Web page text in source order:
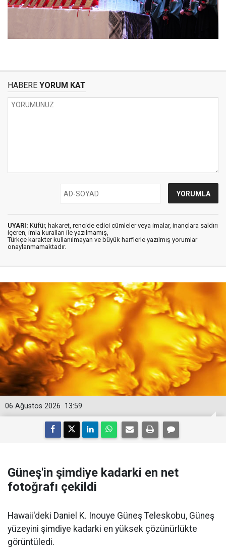
HABERE YORUM KAT
UYARI: Küfür, hakaret, rencide edici cümleler veya imalar, inançlara saldırı
içeren, imla kuralları ile yazılmamış,
Türkçe karakter kullanılmayan ve büyük harflerle yazılmış yorumlar
onaylanmamaktadır.
13:59
06 Ağustos 2026
Güneş'in şimdiye kadarki en net
fotoğrafı çekildi
Hawaii'deki Daniel K. Inouye Güneş Teleskobu, Güneş
yüzeyini şimdiye kadarki en yüksek çözünürlükte
görüntüledi.